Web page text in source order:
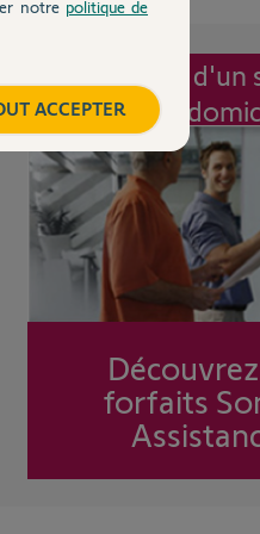
Intervention d'un
à mon
forfaits
notre politique de
ACCEPTER